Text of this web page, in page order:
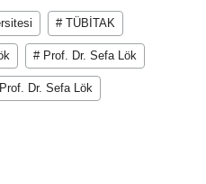
# TÜBİTAK
# Prof. Dr. Sefa Lök
Dr. Sefa Lök